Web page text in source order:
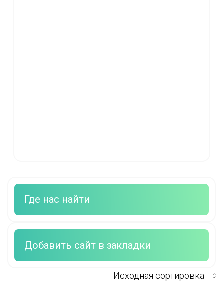
Где нас найти
Добавить сайт в закладки